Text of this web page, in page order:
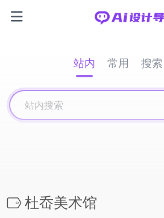
站内 常用 搜索
杜岙美术馆